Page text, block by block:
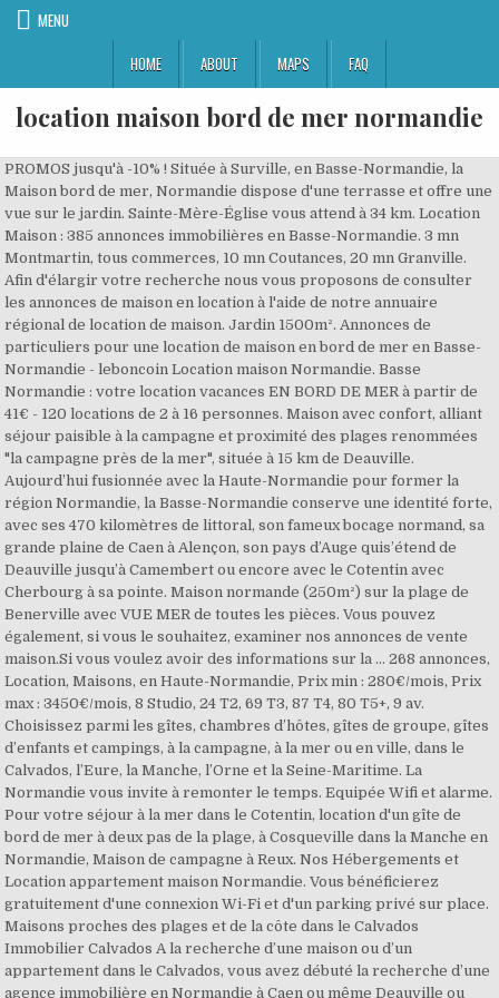
MENU
HOME
ABOUT MAPS FAQ
location maison bord de mer normandie
PROMOS jusqu'à -10% ! Située à Surville, en Basse-Normandie, la
Maison bord de mer, Normandie dispose d'une terrasse et offre une
vue sur le jardin. Sainte-Mère-Église vous attend à 34 km. Location
Maison : 385 annonces immobilières en Basse-Normandie. 3 mn
Montmartin, tous commerces, 10 mn Coutances, 20 mn Granville.
Afin d'élargir votre recherche nous vous proposons de consulter
les annonces de maison en location à l'aide de notre annuaire
régional de location de maison. Jardin 1500m². Annonces de
particuliers pour une location de maison en bord de mer en Basse-
Normandie - leboncoin Location maison Normandie. Basse
Normandie : votre location vacances EN BORD DE MER à partir de
41€ - 120 locations de 2 à 16 personnes. Maison avec confort, alliant
séjour paisible à la campagne et proximité des plages renommées
"la campagne près de la mer", située à 15 km de Deauville.
Aujourd’hui fusionnée avec la Haute-Normandie pour former la
région Normandie, la Basse-Normandie conserve une identité forte,
avec ses 470 kilomètres de littoral, son fameux bocage normand, sa
grande plaine de Caen à Alençon, son pays d’Auge quis’étend de
Deauville jusqu’à Camembert ou encore avec le Cotentin avec
Cherbourg à sa pointe. Maison normande (250m²) sur la plage de
Benerville avec VUE MER de toutes les pièces. Vous pouvez
également, si vous le souhaitez, examiner nos annonces de vente
maison.Si vous voulez avoir des informations sur la … 268 annonces,
Location, Maisons, en Haute-Normandie, Prix min : 280€/mois, Prix
max : 3450€/mois, 8 Studio, 24 T2, 69 T3, 87 T4, 80 T5+, 9 av.
Choisissez parmi les gîtes, chambres d’hôtes, gîtes de groupe, gîtes
d’enfants et campings, à la campagne, à la mer ou en ville, dans le
Calvados, l’Eure, la Manche, l’Orne et la Seine-Maritime. La
Normandie vous invite à remonter le temps. Equipée Wifi et alarme.
Pour votre séjour à la mer dans le Cotentin, location d'un gîte de
bord de mer à deux pas de la plage, à Cosqueville dans la Manche en
Normandie, Maison de campagne à Reux. Nos Hébergements et
Location appartement maison Normandie. Vous bénéficierez
gratuitement d'une connexion Wi-Fi et d'un parking privé sur place.
Maisons proches des plages et de la côte dans le Calvados
Immobilier Calvados A la recherche d’une maison ou d’un
appartement dans le Calvados, vous avez débuté la recherche d’une
agence immobilière en Normandie à Caen ou même Deauville ou